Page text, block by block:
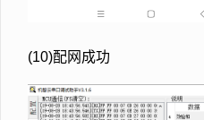
(10)配网成功